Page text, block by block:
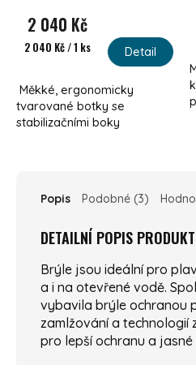
2 040 Kč
Měrná cena:
2 040 Kč / 1 ks Detail
Měkké, ergonomicky
tvarované botky se
stabilizačními boky
Popis Podobné (3)
DETAILNÍ POPIS
Brýle jsou ideální pro
a i na otevřené vodě.
vybavila brýle ochranou
zamlžování a technologií
pro lepší ochranu a jasné